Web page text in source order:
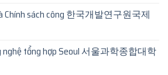
Chính sách công 한국개발연구원국제
nghệ tổng hợp Seoul 서울과학종합대학